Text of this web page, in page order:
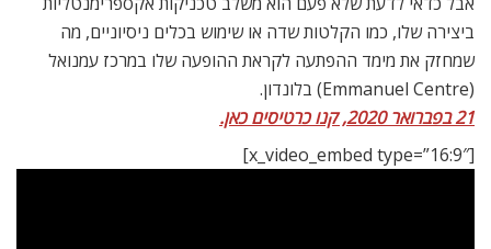
ביצירה שלו, כמו הקלטות שדה או שימוש בכלים ניסיוניים, מה
שמחזק את מימד ההפתעה לקראת ההופעה שלו במרכז עמנואל
(Emmanuel Centre) בלונדון.
21 בפברואר 2020, קנו כרטיסים כאן.
[x_video_embed type=”16:9″]